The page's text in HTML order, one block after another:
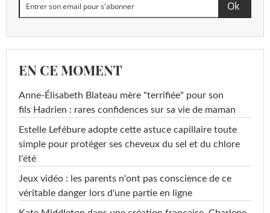
EN CE MOMENT
Anne-Élisabeth Blateau mère "terrifiée" pour son
fils Hadrien : rares confidences sur sa vie de maman
Estelle Lefébure adopte cette astuce capillaire toute
simple pour protéger ses cheveux du sel et du chlore
l'été
Jeux vidéo : les parents n'ont pas conscience de ce
véritable danger lors d'une partie en ligne